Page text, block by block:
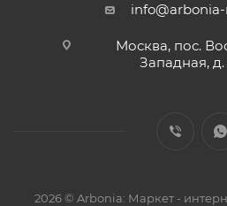
Москва, пос.
Западная, д.
2026 © Arbonia: Маркет -